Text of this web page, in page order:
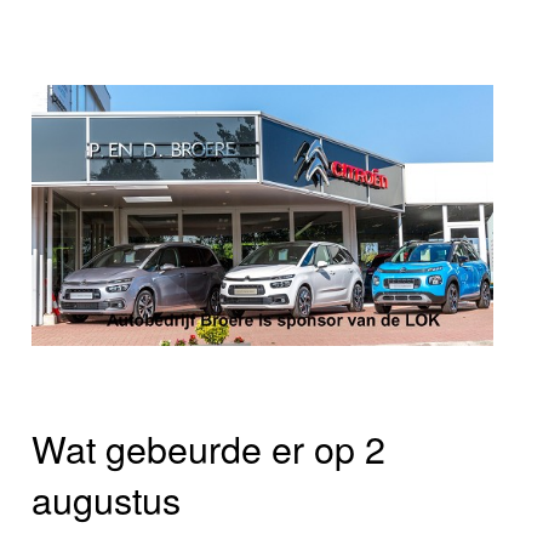
Wat gebeurde er op 2
augustus